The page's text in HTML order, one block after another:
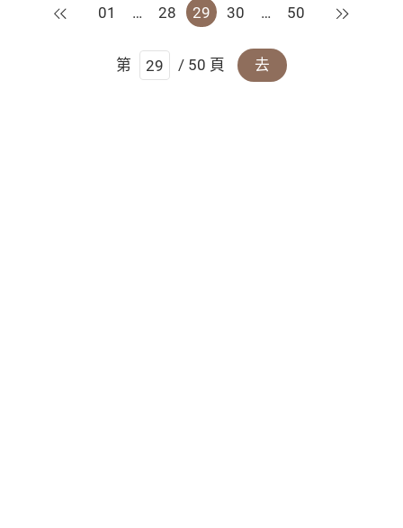
上一頁
01 … 28 29 30 … 50 下一頁
第 / 50 頁 去